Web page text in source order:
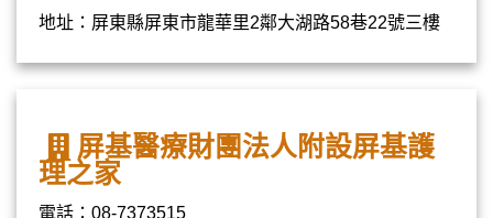
地址：屏東縣屏東市龍華里2鄰大湖路58巷22號三樓
屏基醫療財團法人附設屏基護
理之家
電話：08-7373515